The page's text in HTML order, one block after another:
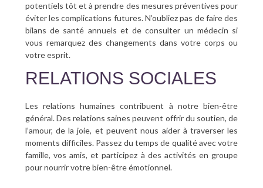
potentiels tôt et à prendre des mesures préventives pour
éviter les complications futures. N’oubliez pas de faire des
bilans de santé annuels et de consulter un médecin si
vous remarquez des changements dans votre corps ou
votre esprit.
RELATIONS SOCIALES
Les relations humaines contribuent à notre bien-être
général. Des relations saines peuvent offrir du soutien, de
l’amour, de la joie, et peuvent nous aider à traverser les
moments difficiles. Passez du temps de qualité avec votre
famille, vos amis, et participez à des activités en groupe
pour nourrir votre bien-être émotionnel.